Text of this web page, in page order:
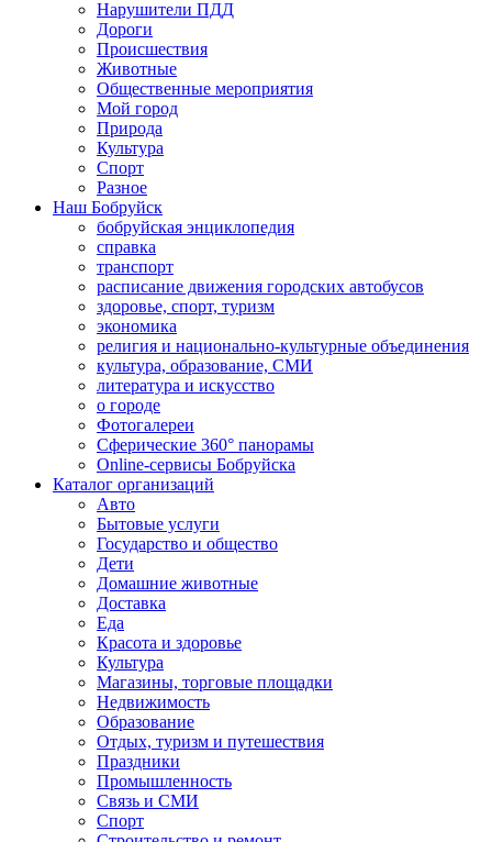
Нарушители ПДД
Дороги
Происшествия
Животные
Общественные мероприятия
Мой город
Природа
Культура
Спорт
Разное
Наш Бобруйск
бобруйская энциклопедия
справка
транспорт
расписание движения городских автобусов
здоровье, спорт, туризм
экономика
религия и национально-культурные объединения
культура, образование, СМИ
литература и искусство
о городе
Фотогалереи
Сферические 360° панорамы
Online-сервисы Бобруйска
Каталог организаций
Авто
Бытовые услуги
Государство и общество
Дети
Домашние животные
Доставка
Еда
Красота и здоровье
Культура
Магазины, торговые площадки
Недвижимость
Образование
Отдых, туризм и путешествия
Праздники
Промышленность
Связь и СМИ
Спорт